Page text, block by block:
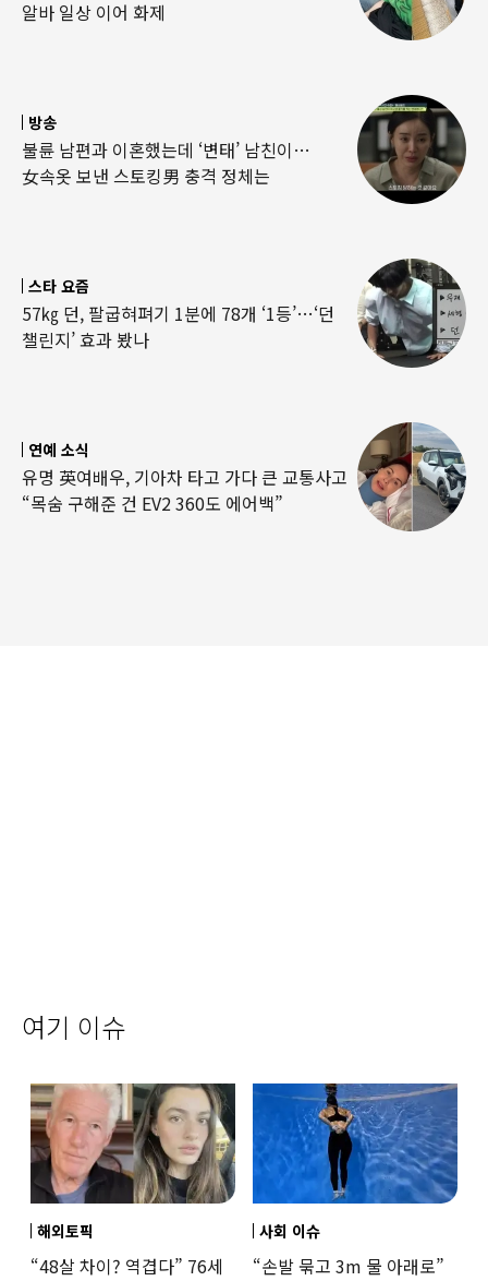
알바 일상 이어 화제
방송
불륜 남편과 이혼했는데 ‘변태’ 남친이…
女속옷 보낸 스토킹男 충격 정체는
스타 요즘
57㎏ 던, 팔굽혀펴기 1분에 78개 ‘1등’…‘던
챌린지’ 효과 봤나
연예 소식
유명 英여배우, 기아차 타고 가다 큰 교통사고
“목숨 구해준 건 EV2 360도 에어백”
여기 이슈
해외토픽
“48살 차이? 역겹다” 76세
사회 이슈
“손발 묶고 3m 물 아래로”